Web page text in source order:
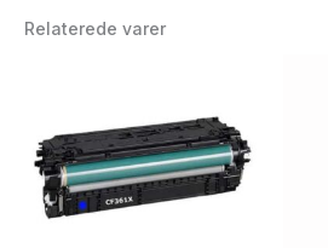
Relaterede varer